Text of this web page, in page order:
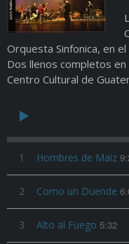
Orquesta Sinfonica, en
Dos llenos completos en
Centro Cultural de
1 Hombres de Maiz
2 Como un Duende
3 Alto al Fuego 5:32